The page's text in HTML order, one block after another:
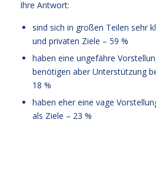
Ihre Antwort:
sind sich in großen Teilen sehr
und privaten Ziele – 59 %
haben eine ungefähre
benötigen aber Unterstützung
18 %
haben eher eine vage
als Ziele – 23 %